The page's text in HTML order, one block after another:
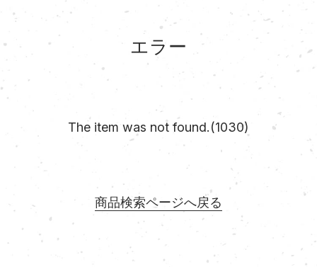
エラー
The item was not found.(1030)
商品検索ページへ戻る